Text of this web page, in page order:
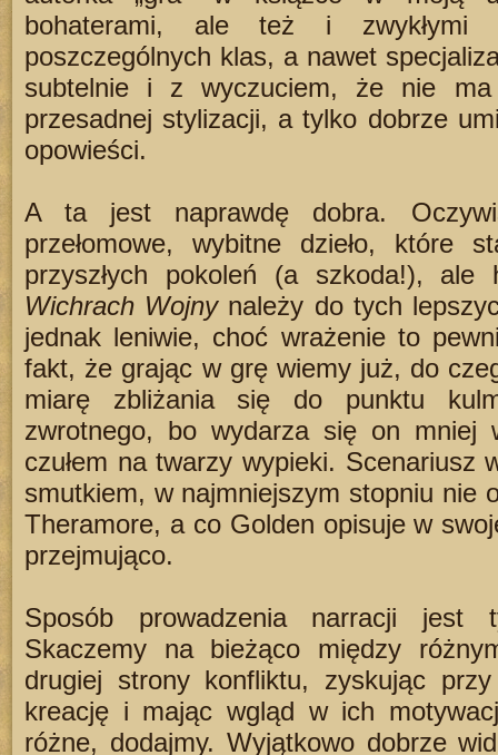
bohaterami, ale też i zwykłymi
poszczególnych klas, a nawet
subtelnie i z wyczuciem, że nie
przesadnej stylizacji, a tylko dobrze
opowieści.
A ta jest naprawdę dobra.
przełomowe, wybitne dzieło, które
przyszłych pokoleń (a szkoda!), ale
Wichrach Wojnynależy do tych
jednak leniwie, choć wrażenie to
fakt, że grając w grę wiemy już, do
miarę zbliżania się do punktu
zwrotnego, bo wydarza się on mniej
czułem na twarzy wypieki. Scenariusz
smutkiem, w najmniejszym stopniu nie
Theramore, a co Golden opisuje w
przejmująco.
Sposób prowadzenia narracji
Skaczemy na bieżąco między
drugiej strony konfliktu, zyskując
kreację i mając wgląd w ich
różne, dodajmy. Wyjątkowo dobrze